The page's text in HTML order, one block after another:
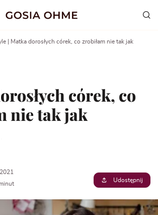
Matka dorosłych córek, co zrobiłam nie tak jak
córek, co
nie tak jak
Udostępnij